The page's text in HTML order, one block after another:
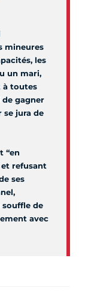
mineures
les
un mari,
à toutes
gagner
se jura de
“en
refusant
ses
souffle de
avec